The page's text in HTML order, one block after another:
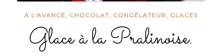
À L'AVANCE, CHOCOLAT, CONGÉLATEUR, GLACES
Glace à la Pralinoise.